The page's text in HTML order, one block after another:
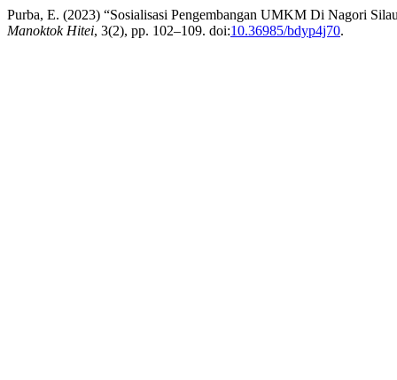
Purba, E. (2023) “Sosialisasi Pengembangan UMKM Di Nagori
Manoktok Hitei, 3(2), pp. 102–109. doi:10.36985/bdyp4j70.